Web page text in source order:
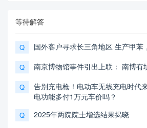
等待解答
Q 国外客户寻求长三角地区 生产甲苯
Q 南京博物馆事件引出上联： 南博有
Q
告别充电枪！电动车无线充电时代
电功能多付1万元车价吗？
Q 2025年两院院士增选结果揭晓